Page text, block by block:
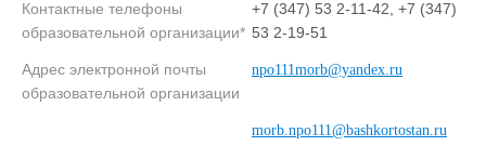
Контактные телефоны
образовательной организации*
+7 (347) 53 2-11-42, +7 (347)
53 2-19-51
Адрес электронной почты
образовательной организации
npo111morb@yandex.ru
morb.npo111@bashkortostan.ru